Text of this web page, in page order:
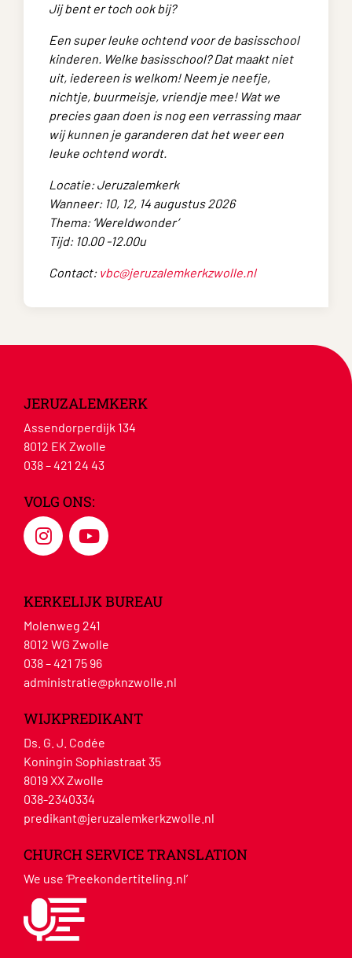
Jij bent er toch ook bij?
Een super leuke ochtend voor de basisschool
kinderen. Welke basisschool? Dat maakt niet
uit, iedereen is welkom! Neem je neefje,
nichtje, buurmeisje, vriendje mee! Wat we
precies gaan doen is nog een verrassing maar
wij kunnen je garanderen dat het weer een
leuke ochtend wordt.
Locatie: Jeruzalemkerk
Wanneer: 10, 12, 14 augustus 2026
Thema: ‘ Wereldwonder’
Tijd: 10.00 -12.00u
Contact: vbc@jeruzalemkerkzwolle.nl
JERUZALEMKERK
Assendorperdijk 134
8012 EK Zwolle
038 – 421 24 43
VOLG ONS:
KERKELIJK BUREAU
Molenweg 241
8012 WG Zwolle
038 – 421 75 96
administratie@pknzwolle.nl
WIJKPREDIKANT
Ds. G. J. Codée
Koningin Sophiastraat 35
8019 XX Zwolle
038-2340334
predikant@jeruzalemkerkzwolle.nl
CHURCH SERVICE TRANSLATION
We use ‘Preekondertiteling.nl’